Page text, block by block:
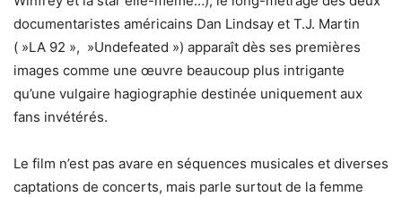
documentaristes américains Dan Lindsay et T.J. Martin
( »LA 92 », »Undefeated ») apparaît dès ses premières
images comme une œuvre beaucoup plus intrigante
qu’une vulgaire hagiographie destinée uniquement aux
fans invétérés.
Le film n’est pas avare en séquences musicales et diverses
captations de concerts, mais parle surtout de la femme